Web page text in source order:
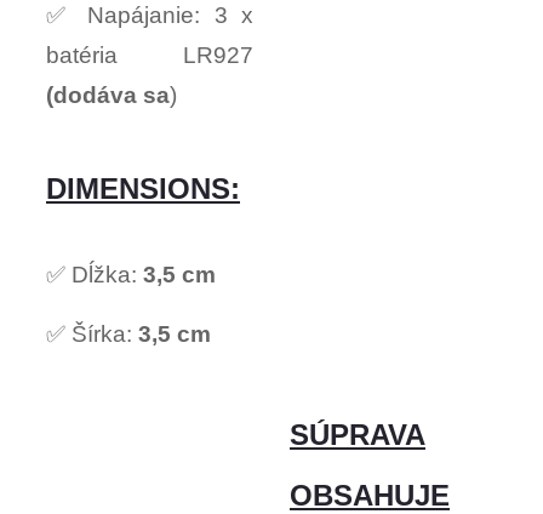
✅ Napájanie: 3 x
batéria LR927
(dodáva sa)
DIMENSIONS:
✅ Dĺžka: 3,5 cm
✅ Šírka: 3,5 cm
SÚPRAVA
OBSAHUJE